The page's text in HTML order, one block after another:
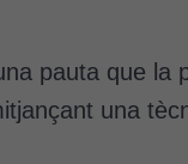
pauta que la
una